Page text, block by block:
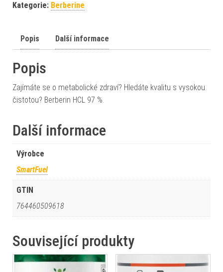
Kategorie: Berberine
Popis Další informace
Popis
Zajímáte se o metabolické zdraví? Hledáte kvalitu s vysokou
čistotou? Berberin HCL 97 %.
Další informace
Výrobce
SmartFuel
GTIN
764460509618
Související produkty